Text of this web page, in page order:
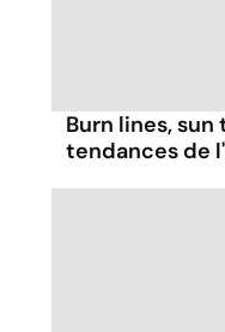
Burn lines,
tendances de